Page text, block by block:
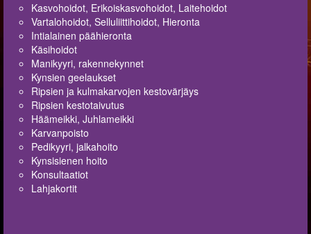
Kasvohoidot, Erikoiskasvohoidot, Laitehoidot
Vartalohoidot, Selluliittihoidot, Hieronta
Intialainen päähieronta
Käsihoidot
Manikyyri, rakennekynnet
Kynsien geelaukset
Ripsien ja kulmakarvojen kestovärjäys
Ripsien kestotaivutus
Häämeikki, Juhlameikki
Karvanpoisto
Pedikyyri, jalkahoito
Kynsisienen hoito
Konsultaatiot
Lahjakortit